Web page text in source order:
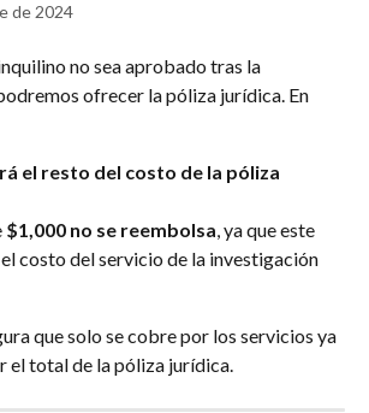
de 2024
no sea aprobado tras la
ofrecer la póliza jurídica. En
el resto del costo de la póliza
$1,000 no se reembolsa, ya que este
costo del servicio de la investigación
que solo se cobre por los servicios ya
el total de la póliza jurídica.